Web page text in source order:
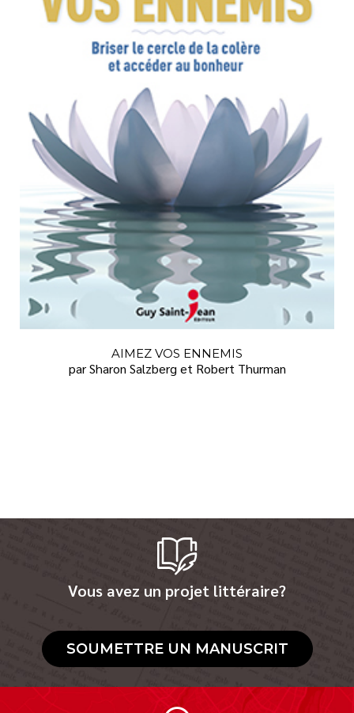
AIMEZ VOS ENNEMIS
par Sharon Salzberg et Robert Thurman
Vous avez un projet littéraire?
SOUMETTRE UN MANUSCRIT